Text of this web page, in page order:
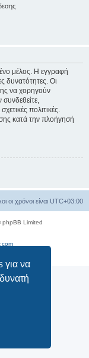
για να
μέλος. Η εγγραφή
δυνατότητες. Οι
να χορηγούν
πολιτικές.
κατά την πλοήγησή
οι χρόνοι είναι UTC+03:00
Limited